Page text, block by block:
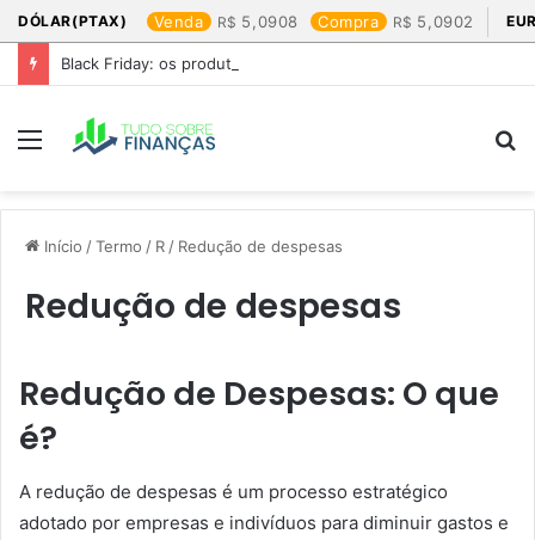
DÓLAR(PTAX) Venda 5,0908 Compra 5,0902
Black Friday: os produtos que mais valem a pena
Menu
Início /Termo / R / Redução de despesas
Redução de despesas
Redução de Despesas: O que
é?
A redução de despesas é um processo estratégico
adotado por empresas e indivíduos para diminuir gastos e